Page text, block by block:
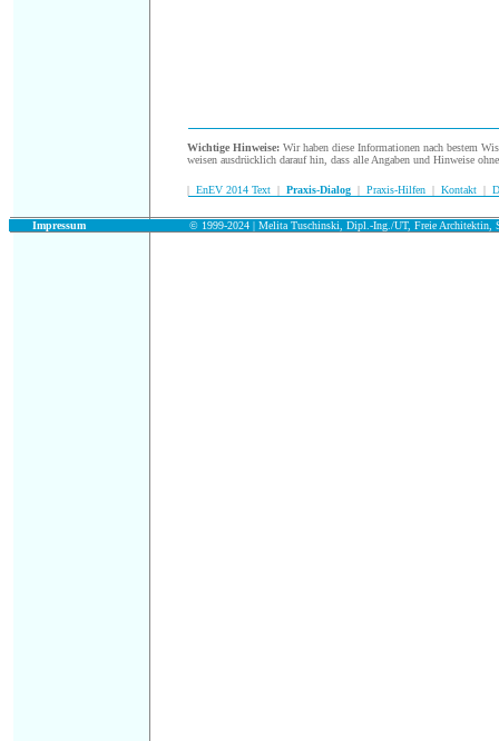
Wichtige Hinweise: Wir haben diese Informationen nach bestem
weisen ausdrücklich darauf hin, dass alle Angaben und Hinweise
| EnEV 2014 Text | Praxis-Dialog | Praxis-Hilfen | Kontakt |
Impressum © 1999-2024 | Melita Tuschinski, Dipl.-Ing./UT, Freie Architektin,